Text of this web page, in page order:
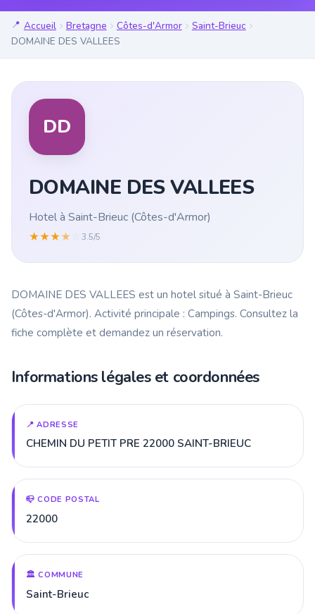
Accueil Bretagne Côtes-d'Armor
Saint-Brieuc
DOMAINE DES VALLEES
DD
DOMAINE DES VALLEES
Hotel à Saint-Brieuc (Côtes-d'Armor)
★★★★ 3.5/5
DOMAINE DES VALLEES est un hotel situé à Saint-Brieuc
(Côtes-d'Armor). Activité principale : Campings. Consultez la
fiche complète et demandez un réservation.
Informations légales et coordonnées
📍 ADRESSE
CHEMIN DU PETIT PRE 22000 SAINT-BRIEUC
📪 CODE POSTAL
22000
🏛️ COMMUNE
Saint-Brieuc